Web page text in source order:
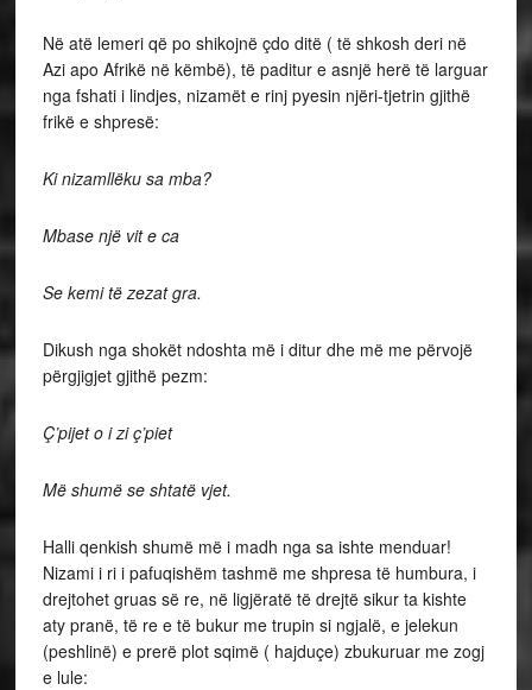
Në atë lemeri që po shikojnë çdo ditë ( të shkosh deri në
Azi apo Afrikë në këmbë), të paditur e asnjë herë të larguar
nga fshati i lindjes, nizamët e rinj pyesin njëri-tjetrin gjithë
frikë e shpresë:
Ki nizamllëku sa mba?
Mbase një vit e ca
Se kemi të zezat gra.
Dikush nga shokët ndoshta më i ditur dhe më me përvojë
përgjigjet gjithë pezm:
Ç’pijet o i zi ç’piet
Më shumë se shtatë vjet.
Halli qenkish shumë më i madh nga sa ishte menduar!
Nizami i ri i pafuqishëm tashmë me shpresa të humbura, i
drejtohet gruas së re, në ligjëratë të drejtë sikur ta kishte
aty pranë, të re e të bukur me trupin si ngjalë, e jelekun
(peshlinë) e prerë plot sqimë ( hajduçe) zbukuruar me zogj
e lule: